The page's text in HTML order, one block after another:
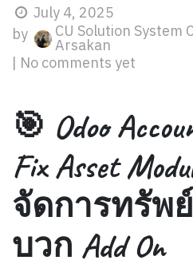
July 4, 2025
by
CU Solution System
Arsakan
| No comments yet
🎯 Odoo
Fix Asset
จัดการทรัพย์
บวก Add On